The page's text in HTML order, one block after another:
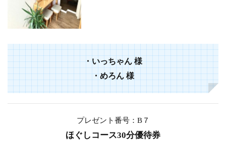
・いっちゃん 様
・めろん 様
プレゼント番号：B７
ほぐしコース30分優待券